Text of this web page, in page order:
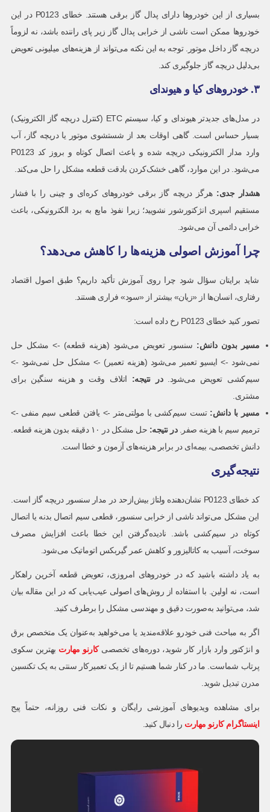
بسیاری از این خودروها دارای پدال گاز برقی هستند. خطای P0123 در این
خودروها ممکن است ناشی از خرابی پدال گاز زیر پای راننده باشد، نه لزوماً
دریچه گاز داخل موتور. توجه به این نکته می‌تواند از هزینه‌های میلیونی تعویض
بی‌دلیل دریچه گاز جلوگیری کند.
۳. خودروهای کیا و هیوندای
در مدل‌های جدیدتر هیوندای و کیا، سیستم ETC (کنترل دریچه گاز الکترونیک)
بسیار حساس است. گاهی اوقات بعد از شستشوی موتور یا دریچه گاز، آب
وارد مدار الکترونیکی دریچه شده و باعث اتصال کوتاه و بروز کد P0123
می‌شود. در این موارد، گاهی خشک‌کردن بادقت قطعه مشکل را حل می‌کند.
هشدار جدی: هرگز دریچه گاز برقی خودروهای کره‌ای و چینی را با فشار
مستقیم اسپری انژکتورشور نشویید؛ زیرا نفوذ مایع به برد الکترونیکی، باعث
خرابی دائمی آن می‌شود.
چرا آموزش اصولی هزینه‌ها را کاهش می‌دهد؟
شاید برایتان سؤال شود چرا روی آموزش تأکید داریم؟ طبق اصول اقتصاد
رفتاری، انسان‌ها از «زیان» بیشتر از «سود» فراری هستند.
تصور کنید خطای P0123 رخ داده است:
مسیر بدون دانش: سنسور تعویض می‌شود (هزینه قطعه) -> مشکل حل
نمی‌شود -> ایسیو تعمیر می‌شود (هزینه تعمیر) -> مشکل حل نمی‌شود ->
سیم‌کشی تعویض می‌شود.در نتیجه: اتلاف وقت و هزینه سنگین برای
مشتری.
مسیر با دانش: تست سیم‌کشی با مولتی‌متر -> یافتن قطعی سیم منفی ->
ترمیم سیم با هزینه صفر.در نتیجه: حل مشکل در ۱۰ دقیقه بدون هزینه قطعه.
دانش تخصصی، بیمه‌ای در برابر هزینه‌های آزمون و خطا است.
نتیجه‌گیری
کد خطای P0123 نشان‌دهنده ولتاژ بیش‌ازحد در مدار سنسور دریچه گاز است.
این مشکل می‌تواند ناشی از خرابی سنسور، قطعی سیم اتصال بدنه یا اتصال
کوتاه در سیم‌کشی باشد. نادیده‌گرفتن این خطا باعث افزایش مصرف
سوخت، آسیب به کاتالیزور و کاهش عمر گیربکس اتوماتیک می‌شود.
به یاد داشته باشید که در خودروهای امروزی، تعویض قطعه آخرین راهکار
است، نه اولین. با استفاده از روش‌های اصولی عیب‌یابی که در این مقاله بیان
شد، می‌توانید به‌صورت دقیق و مهندسی مشکل را برطرف کنید.
اگر به مباحث فنی خودرو علاقه‌مندید یا می‌خواهید به‌عنوان یک متخصص برق
و انژکتور وارد بازار کار شوید، دوره‌های تخصصی کارنو مهارت بهترین سکوی
پرتاب شماست. ما در کنار شما هستیم تا از یک تعمیرکار سنتی به یک تکنسین
مدرن تبدیل شوید.
برای مشاهده ویدیوهای آموزشی رایگان و نکات فنی روزانه، حتماً پیج
اینستاگرام کارنو مهارت را دنبال کنید.